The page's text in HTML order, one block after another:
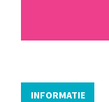
INFORMATIE